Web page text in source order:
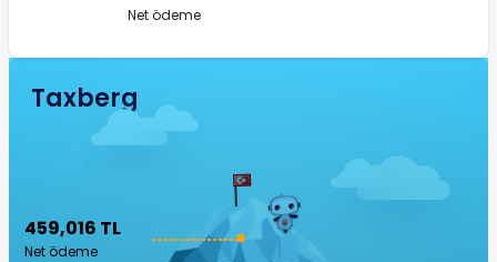
Net ödeme
Taxberg
459,016 TL
Net ödeme